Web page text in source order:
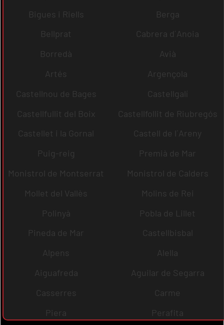
Bigues i Riells
Berga
Bellprat
Cabrera d´Anoia
Borredà
Avià
Artés
Argençola
Castellnou de Bages
Castellgalí
Castellfullit del Boix
Castellfollit de Riubregós
Castellet i la Gornal
Castell de l´Areny
Puig-reig
Premià de Mar
Monistrol de Montserrat
Monistrol de Calders
Mollet del Vallès
Molins de Rei
Polinyà
Pobla de Lillet
Pineda de Mar
Castellbisbal
Alpens
Alella
Aiguafreda
Aguilar de Segarra
Casserres
Carme
Piera
Perafita